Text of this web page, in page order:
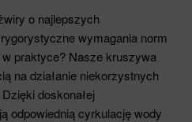
o najlepszych
wymagania norm
praktyce? Nasze kruszywa
na działanie niekorzystnych
doskonałej
odpowiednią cyrkulację wody